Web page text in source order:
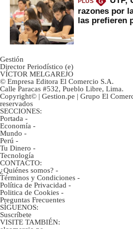
G
razones por
las prefieren
Gestión
Director Periodístico (e)
VÍCTOR MELGAREJO
© Empresa Editora El Comercio S.A.
Calle Paracas #532, Pueblo Libre, Lima.
Copyright© | Gestion.pe | Grupo El
reservados
SECCIONES:
Portada -
Economía -
Mundo -
Perú -
Tu Dinero -
Tecnología
CONTACTO:
¿Quiénes somos? -
Términos y Condiciones -
Política de Privacidad -
Politica de Cookies -
Preguntas Frecuentes
SÍGUENOS:
Suscríbete
VISITE TAMBIÉN: